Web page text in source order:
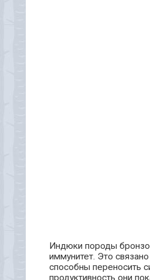
Индюки породы
иммунитет. Это
способны переносить
продуктивность они